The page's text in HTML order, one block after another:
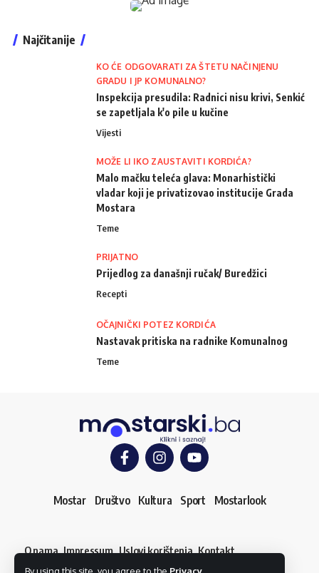
Najčitanije
KO ĆE ODGOVARATI ZA ŠTETU NAČINJENU
GRADU I JP KOMUNALNO?
Inspekcija presudila: Radnici nisu krivi, Senkić
se zapetljala k'o pile u kučine
Vijesti
MOŽE LI IKO ZAUSTAVITI KORDIĆA?
Malo mačku teleća glava: Monarhistički
vladar koji je privatizovao institucije Grada
Mostara
Teme
PRIJATNO
Prijedlog za današnji ručak/ Buredžici
Recepti
OČAJNIČKI POTEZ KORDIĆA
Nastavak pritiska na radnike Komunalnog
Teme
Mostar Društvo Kultura Sport Mostarlook
O nama Impressum Uslovi korištenja Kontakt
Dojavi vijest